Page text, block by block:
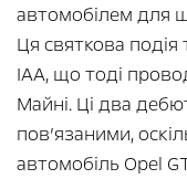
автомобілем для
Ця святкова
IAA, що тоді
Майні. Ці два
пов’язаними,
автомобіль Opel